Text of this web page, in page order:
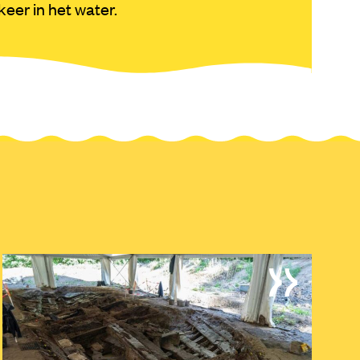
in het water.